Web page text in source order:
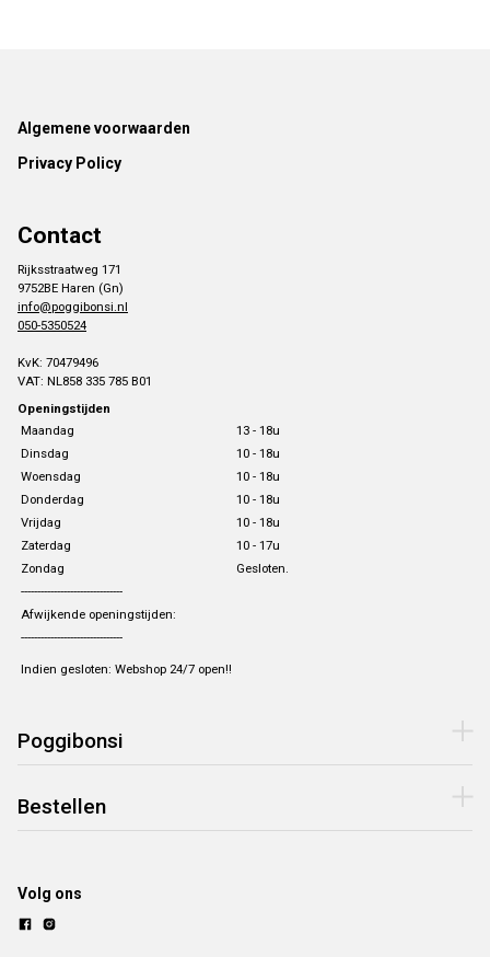
Footer
Algemene voorwaarden
Privacy Policy
Contact
Rijksstraatweg 171
9752BE Haren (Gn)
info@poggibonsi.nl
050-5350524
KvK: 70479496
VAT: NL858 335 785 B01
Openingstijden
Maandag
13 - 18u
Dinsdag
10 - 18u
Woensdag
10 - 18u
Donderdag
10 - 18u
Vrijdag
10 - 18u
Zaterdag
10 - 17u
Zondag
Gesloten.
-------------------------------
Afwijkende openingstijden:
-------------------------------
Indien gesloten: Webshop 24/7 open!!
Poggibonsi
Bestellen
Volg ons